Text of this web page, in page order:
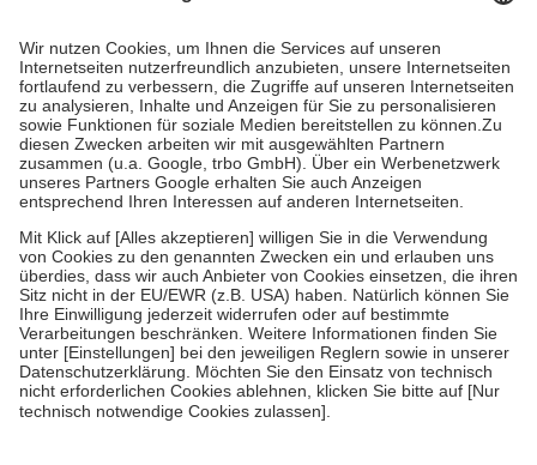
höchstens zehn Euro.
Es sind jedoch nie mehr als die tatsächlichen
Kosten der Leistung zu entrichten.
Diese Regeln gelten grundsätzlich auch für Online-Apotheken.
Bei Heilmitteln und häuslicher Krankenpflege beträgt die
Zuzahlung zehn Prozent der Kosten sowie zehn Euro je
Verordnung.
Um das Engagement der Versicherten für ihre eigene Gesundheit zu
stärken und die besondere Stellung der Familie zu unterstützen,
fallenkeine Zuzahlungenan bei:
• Kindern und Jugendlichen bis zum vollendeten 18. Lebensjahr
mit Ausnahme der Fahrkosten
• Untersuchungen zur Vorsorge und Früherkennung, die von der
GKV getragen werden
• empfohlenen Schutzimpfungen
• Harn- und Blutteststreifen